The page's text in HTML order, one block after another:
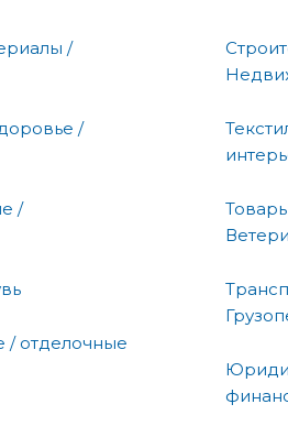
/
/
/
/ отделочные